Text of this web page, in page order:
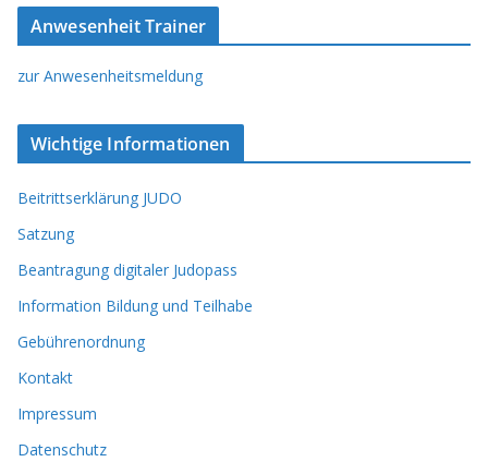
Anwesenheit Trainer
zur Anwesenheitsmeldung
Wichtige Informationen
Beitrittserklärung JUDO
Satzung
Beantragung digitaler Judopass
Information Bildung und Teilhabe
Gebührenordnung
Kontakt
Impressum
Datenschutz